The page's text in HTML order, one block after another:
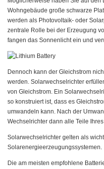
Wohngebäude große schwarze
werden als Photovoltaik- oder
zentrale Rolle bei der Erzeugung
fangen das Sonnenlicht ein und
Dennoch kann der Gleichstrom
werden. Solarwechselrichter
von Gleichstrom. Ein
so konstruiert ist, dass es
umwandeln kann. Nach der
Wechselrichter dann alle Teile
Solarwechselrichter gelten als
Solarenergieerzeugungssystemen.
Die am meisten empfohlene